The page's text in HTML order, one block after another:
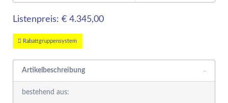
Listenpreis: € 4.345,00
Rabattgruppensystem
Artikelbeschreibung
bestehend aus: